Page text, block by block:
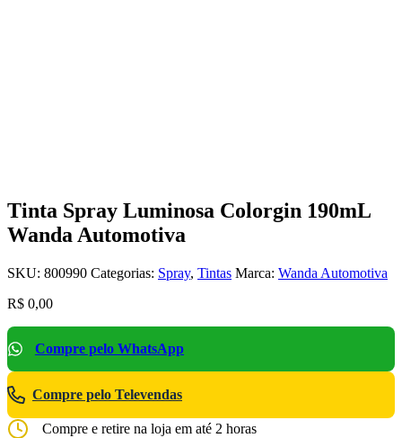
Tinta Spray Luminosa Colorgin 190mL
Wanda Automotiva
SKU: 800990 Categorias: Spray, Tintas Marca: Wanda Automotiva
R$ 0,00
Compre pelo WhatsApp
Compre pelo Televendas
Compre e retire na loja em até 2 horas